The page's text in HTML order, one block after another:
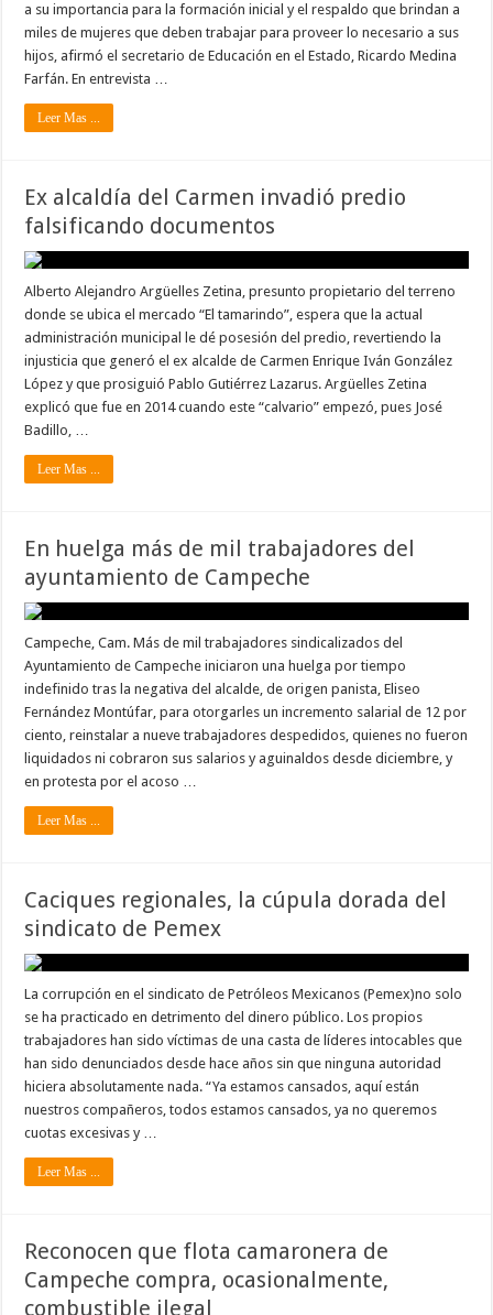
a su importancia para la formación inicial y el respaldo que brindan a
miles de mujeres que deben trabajar para proveer lo necesario a sus
hijos, afirmó el secretario de Educación en el Estado, Ricardo Medina
Farfán. En entrevista …
Leer Mas ...
Ex alcaldía del Carmen invadió predio
falsificando documentos
Alberto Alejandro Argüelles Zetina, presunto propietario del terreno
donde se ubica el mercado “El tamarindo”, espera que la actual
administración municipal le dé posesión del predio, revertiendo la
injusticia que generó el ex alcalde de Carmen Enrique Iván González
López y que prosiguió Pablo Gutiérrez Lazarus. Argüelles Zetina
explicó que fue en 2014 cuando este “calvario” empezó, pues José
Badillo, …
Leer Mas ...
En huelga más de mil trabajadores del
ayuntamiento de Campeche
Campeche, Cam. Más de mil trabajadores sindicalizados del
Ayuntamiento de Campeche iniciaron una huelga por tiempo
indefinido tras la negativa del alcalde, de origen panista, Eliseo
Fernández Montúfar, para otorgarles un incremento salarial de 12 por
ciento, reinstalar a nueve trabajadores despedidos, quienes no fueron
liquidados ni cobraron sus salarios y aguinaldos desde diciembre, y
en protesta por el acoso …
Leer Mas ...
Caciques regionales, la cúpula dorada del
sindicato de Pemex
La corrupción en el sindicato de Petróleos Mexicanos (Pemex)no solo
se ha practicado en detrimento del dinero público. Los propios
trabajadores han sido víctimas de una casta de líderes intocables que
han sido denunciados desde hace años sin que ninguna autoridad
hiciera absolutamente nada. “Ya estamos cansados, aquí están
nuestros compañeros, todos estamos cansados, ya no queremos
cuotas excesivas y …
Leer Mas ...
Reconocen que flota camaronera de
Campeche compra, ocasionalmente,
combustible ilegal